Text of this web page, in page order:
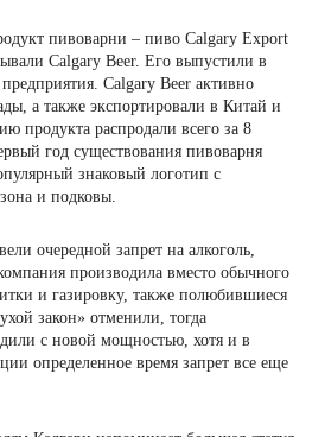
пивоварни – пиво Calgary Export
Calgary Beer. Его выпустили в
Calgary Beer активно
а также экспортировали в Китай и
продукта распродали всего за 8
год существования пивоварня
знаковый логотип с
и подковы.
очередной запрет на алкоголь,
производила вместо обычного
и газировку, также полюбившиеся
закон» отменили, тогда
с новой мощностью, хотя и в
определенное время запрет все еще